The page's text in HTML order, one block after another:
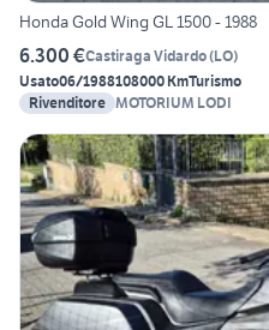
Honda Gold Wing GL 1500 - 1988
6.300 €Castiraga Vidardo(LO)
Usato06/1988108000 KmTurismo
Rivenditore MOTORIUM LODI